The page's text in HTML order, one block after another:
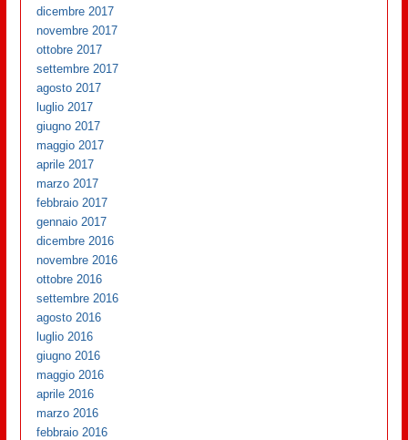
dicembre 2017
novembre 2017
ottobre 2017
settembre 2017
agosto 2017
luglio 2017
giugno 2017
maggio 2017
aprile 2017
marzo 2017
febbraio 2017
gennaio 2017
dicembre 2016
novembre 2016
ottobre 2016
settembre 2016
agosto 2016
luglio 2016
giugno 2016
maggio 2016
aprile 2016
marzo 2016
febbraio 2016